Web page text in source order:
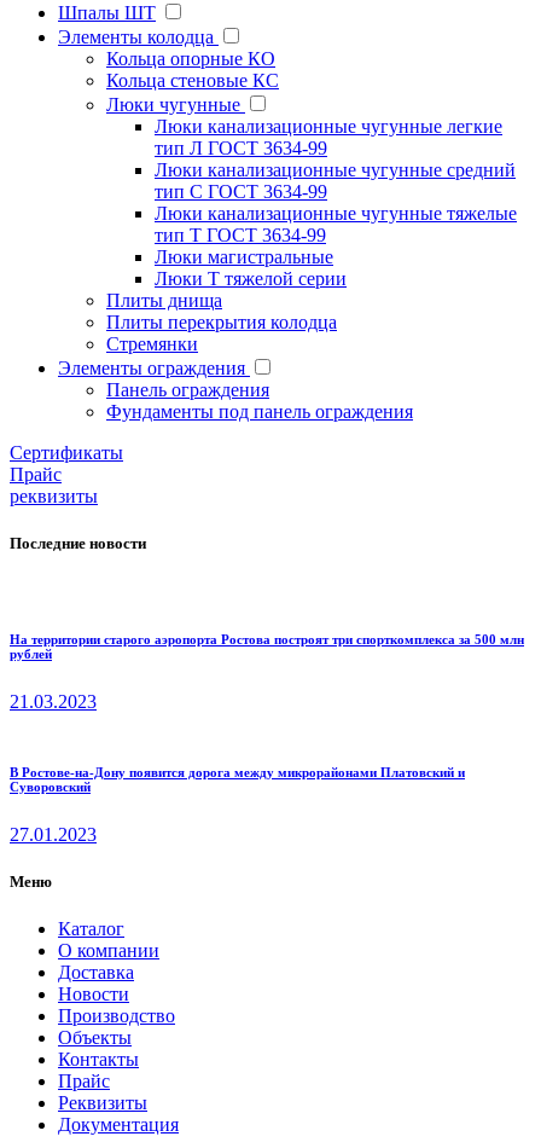
Шпалы ШТ
Элементы колодца
Кольца опорные КО
Кольца стеновые КС
Люки чугунные
Люки канализационные чугунные легкие
тип Л ГОСТ 3634-99
Люки канализационные чугунные средний
тип С ГОСТ 3634-99
Люки канализационные чугунные тяжелые
тип Т ГОСТ 3634-99
Люки магистральные
Люки Т тяжелой серии
Плиты днища
Плиты перекрытия колодца
Стремянки
Элементы ограждения
Панель ограждения
Фундаменты под панель ограждения
Cертификаты
Прайс
реквизиты
Последние новости
На территории старого аэропорта Ростова построят три спорткомплекса за 500 млн
рублей
21.03.2023
В Ростове-на-Дону появится дорога между микрорайонами Платовский и
Суворовский
27.01.2023
Меню
Каталог
О компании
Доставка
Новости
Производство
Объекты
Контакты
Прайс
Реквизиты
Документация